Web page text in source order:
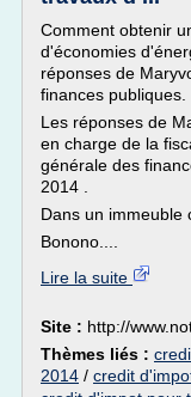
Comment obtenir
d'économies
réponses de
finances publiques.
Les réponses de
en charge de la
générale des
2014 .
Dans un immeuble
Bonono....
Lire la suite
Site : http://
Thèmes liés :
2014 / credit